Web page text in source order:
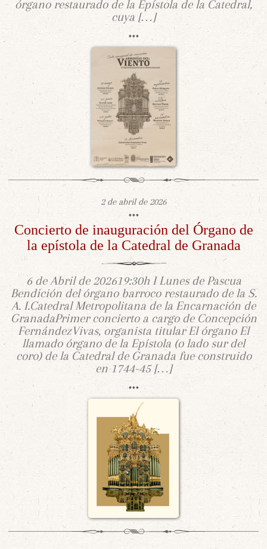
órgano restaurado de la Epístola de la Catedral,
cuya […]
2 de abril de 2026
Concierto de inauguración del Órgano de
la epístola de la Catedral de Granada
6 de Abril de 202619:30h I Lunes de Pascua
Bendición del órgano barroco restaurado de la S.
A. I.Catedral Metropolitana de la Encarnación de
GranadaPrimer concierto a cargo de Concepción
FernándezVivas, organista titular El órgano El
llamado órgano de la Epístola (o lado sur del
coro) de la Catedral de Granada fue construido
en 1744-45 […]